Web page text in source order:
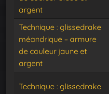
argent
Technique : glissedrake
méandrique – armure
de couleur jaune et
argent
Technique : glissedrake